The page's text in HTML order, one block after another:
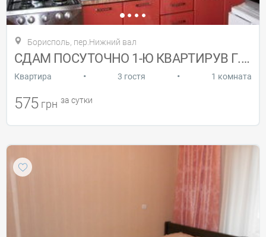
Борисполь, пер.Нижний вал
СДАМ ПОСУТОЧНО 1-Ю КВАРТИРУВ Г.БОРИСПОЛЬ
Квартира • 3 гостя • 1 комната
575 грн за сутки